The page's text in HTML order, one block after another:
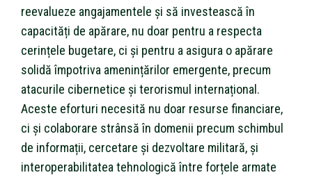
reevalueze angajamentele și să investească în
capacități de apărare, nu doar pentru a respecta
cerințele bugetare, ci și pentru a asigura o apărare
solidă împotriva amenințărilor emergente, precum
atacurile cibernetice și terorismul internațional.
Aceste eforturi necesită nu doar resurse financiare,
ci și colaborare strânsă în domenii precum schimbul
de informații, cercetare și dezvoltare militară, și
interoperabilitatea tehnologică între forțele armate